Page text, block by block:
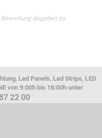
abgeben zu
Led Panels, Led Strips, LED
von 9:00h bis 18:00h unter
22 00